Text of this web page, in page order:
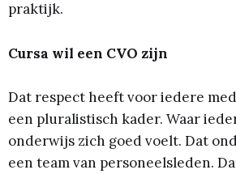
praktijk.
Cursa wil een CVO zijn
Dat respect heeft voor iedere
een pluralistisch kader. Waar
onderwijs zich goed voelt. Dat
een team van personeelsleden.